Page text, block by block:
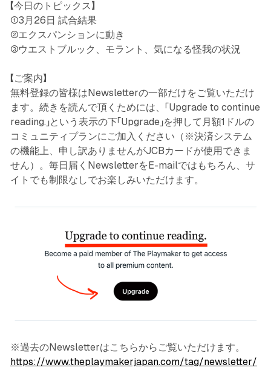
【今日のトピックス】
①3月26日 試合結果
②エクスパンションに動き
③ウエストブルック、モラント、気になる怪我の状況
【ご案内】
無料登録の皆様はNewsletterの一部だけをご覧いただけ
ます。続きを読んで頂くためには、「Upgrade to continue
reading.」という表示の下「Upgrade」を押して月額1ドルの
コミュニティプランにご加入ください（※決済システム
の機能上、申し訳ありませんがJCBカードが使用できま
せん）。毎日届くNewsletterをE-mailではもちろん、サ
イトでも制限なしでお楽しみいただけます。
※過去のNewsletterはこちらからご覧いただけます。
https://www.theplaymakerjapan.com/tag/newsletter/